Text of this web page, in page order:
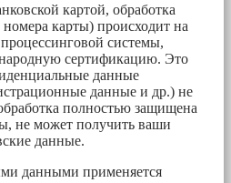
картой, обработка
карты) происходит на
системы,
сертификацию. Это
данные
данные и др.) не
полностью защищена
не может получить ваши
данные.
данными применяется